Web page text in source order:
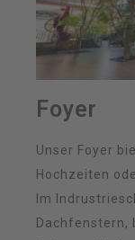
Foyer
Unser Foyer
Hochzeiten
Im
Dachfenstern,